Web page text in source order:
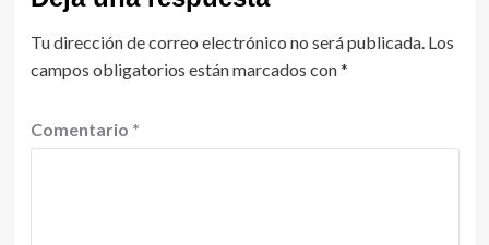
Tu dirección de correo electrónico no será publicada. Los
campos obligatorios están marcados con*
Comentario *